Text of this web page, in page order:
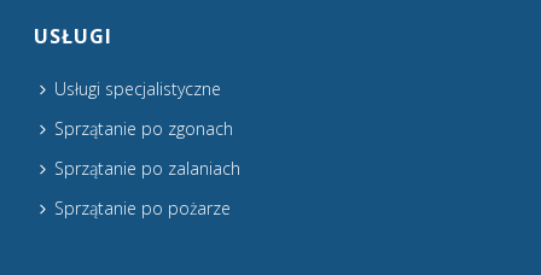
USŁUGI
Usługi specjalistyczne
Sprzątanie po zgonach
Sprzątanie po zalaniach
Sprzątanie po pożarze